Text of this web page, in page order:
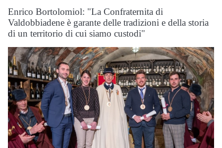
Enrico Bortolomiol: "La Confraternita di
Valdobbiadene è garante delle tradizioni e della storia
di un territorio di cui siamo custodi"